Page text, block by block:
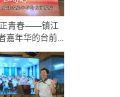
青春——镇江
嘉年华的台前...